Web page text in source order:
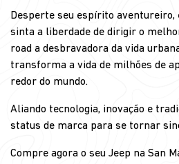
Desperte seu espírito aventureiro,
sinta a liberdade de dirigir o
road a desbravadora da vida
transforma a vida de milhões de
redor do mundo.
Aliando tecnologia, inovação e
status de marca para se tornar
Compre agora o seu Jeep na San